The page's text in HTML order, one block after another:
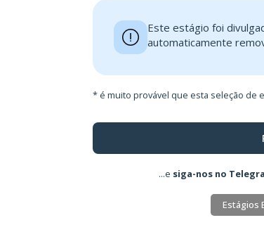
Este estágio foi
automaticamente
* é muito provável que esta seleção de
...e siga-nos no
Estágios